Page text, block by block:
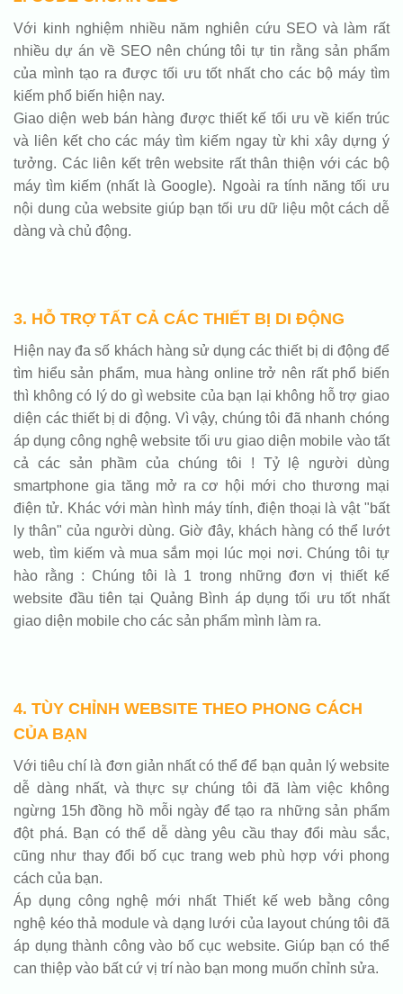
Với kinh nghiệm nhiều năm nghiên cứu SEO và làm rất
nhiều dự án về SEO nên chúng tôi tự tin rằng sản phẩm
của mình tạo ra được tối ưu tốt nhất cho các bộ máy tìm
kiếm phổ biến hiện nay.
Giao diện web bán hàng được thiết kế tối ưu về kiến trúc
và liên kết cho các máy tìm kiếm ngay từ khi xây dựng ý
tưởng. Các liên kết trên website rất thân thiện với các bộ
máy tìm kiếm (nhất là Google). Ngoài ra tính năng tối ưu
nội dung của website giúp bạn tối ưu dữ liệu một cách dễ
dàng và chủ động.
3. HỖ TRỢ TẤT CẢ CÁC THIẾT BỊ DI ĐỘNG
Hiện nay đa số khách hàng sử dụng các thiết bị di động để
tìm hiểu sản phẩm, mua hàng online trở nên rất phổ biến
thì không có lý do gì website của bạn lại không hỗ trợ giao
diện các thiết bị di động. Vì vậy, chúng tôi đã nhanh chóng
áp dụng công nghệ website tối ưu giao diện mobile vào tất
cả các sản phầm của chúng tôi ! Tỷ lệ người dùng
smartphone gia tăng mở ra cơ hội mới cho thương mại
điện tử. Khác với màn hình máy tính, điện thoại là vật "bất
ly thân" của người dùng. Giờ đây, khách hàng có thể lướt
web, tìm kiếm và mua sắm mọi lúc mọi nơi. Chúng tôi tự
hào rằng : Chúng tôi là 1 trong những đơn vị thiết kế
website đầu tiên tại Quảng Bình áp dụng tối ưu tốt nhất
giao diện mobile cho các sản phẩm mình làm ra.
4. TÙY CHỈNH WEBSITE THEO PHONG CÁCH
CỦA BẠN
Với tiêu chí là đơn giản nhất có thể để bạn quản lý website
dễ dàng nhất, và thực sự chúng tôi đã làm việc không
ngừng 15h đồng hồ mỗi ngày để tạo ra những sản phẩm
đột phá. Bạn có thể dễ dàng yêu cầu thay đổi màu sắc,
cũng như thay đổi bố cục trang web phù hợp với phong
cách của bạn.
Áp dụng công nghệ mới nhất Thiết kế web bằng công
nghệ kéo thả module và dạng lưới của layout chúng tôi đã
áp dụng thành công vào bố cục website. Giúp bạn có thể
can thiệp vào bất cứ vị trí nào bạn mong muốn chỉnh sửa.